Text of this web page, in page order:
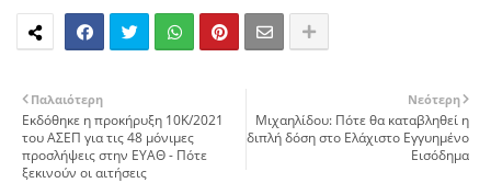
Νεότερη
Μιχαηλίδου: Πότε θα καταβληθεί η
διπλή δόση στο Ελάχιστο Εγγυημένο
Εισόδημα
Παλαιότερη
Εκδόθηκε η προκήρυξη 10Κ/2021
του ΑΣΕΠ για τις 48 μόνιμες
προσλήψεις στην ΕΥΑΘ - Πότε
ξεκινούν οι αιτήσεις